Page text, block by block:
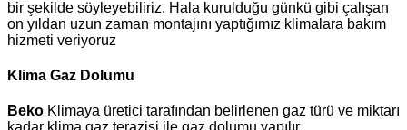
bir şekilde söyleyebiliriz. Hala kurulduğu günkü gibi çalışan
on yıldan uzun zaman montajını yaptığımız klimalara bakım
hizmeti veriyoruz
Klima Gaz Dolumu
Beko Klimaya üretici tarafından belirlenen gaz türü ve miktarı